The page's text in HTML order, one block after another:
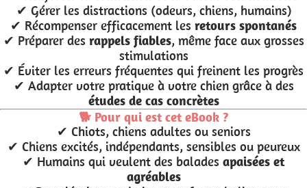
✔ Gérer les distractions (odeurs, chiens, humains)
✔ Récompenser efficacement les retours spontanés
✔ Préparer des rappels fiables, même face aux grosses
stimulations
✔ Éviter les erreurs fréquentes qui freinent les progrès
✔ Adapter votre pratique à votre chien grâce à des
études de cas concrètes
🐕 Pour qui est cet eBook ?
✔ Chiots, chiens adultes ou seniors
✔ Chiens excités, indépendants, sensibles ou peureux
✔ Humains qui veulent des balades apaisées et
agréables